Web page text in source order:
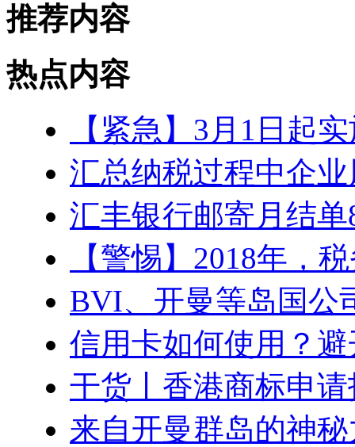
推荐内容
热点内容
【紧急】3月1日起
汇总纳税过程中企
汇丰银行邮寄月结
【警惕】2018年，
BVI、开曼等岛国公
信用卡如何使用？
干货丨香港商标申
来自开曼群岛的神